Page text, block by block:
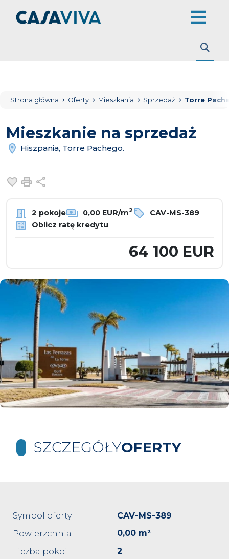
Strona główna Oferty Mieszkania Sprzedaż Torre
Mieszkanie na sprzedaż
Hiszpania, Torre Pachego.
Dodaj do ulubionych
Drukuj
2 pokoje 0,00 EUR/m2
CAV-MS-389
Oblicz ratę kredytu
64 100 EUR
SZCZEGÓŁYOFERTY
Symbol oferty
CAV-MS-389
Powierzchnia
0,00 m²
Liczba pokoi
2